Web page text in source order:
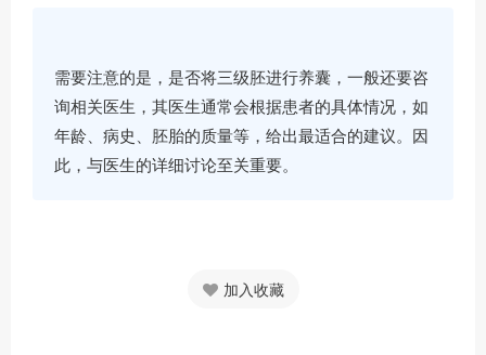
需要注意的是，是否将三级胚进行养囊，一般还要咨
询相关医生，其医生通常会根据患者的具体情况，如
年龄、病史、胚胎的质量等，给出最适合的建议。因
此，与医生的详细讨论至关重要。
加入收藏